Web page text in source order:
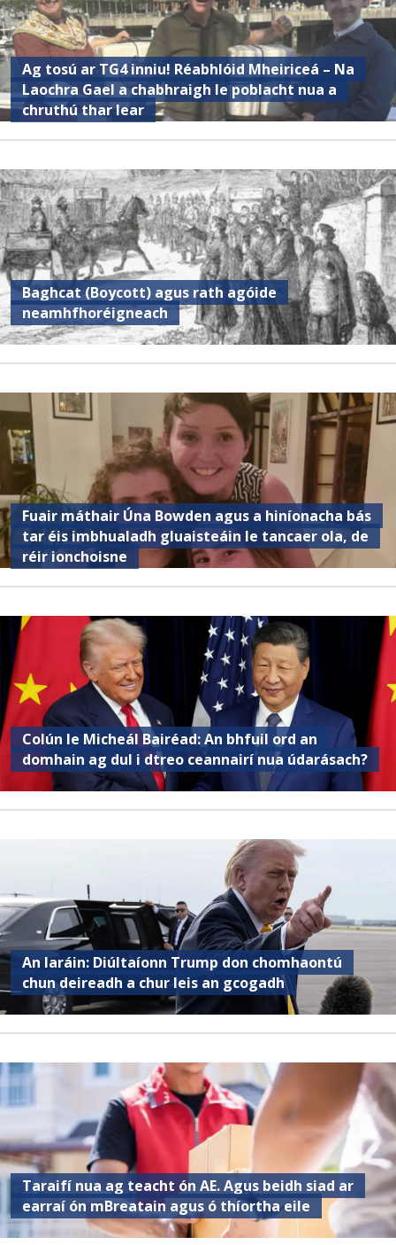
Ag tosú ar TG4 inniu! Réabhlóid Mheiriceá – Na
Laochra Gael a chabhraigh le poblacht nua a
chruthú thar lear
Baghcat (Boycott) agus rath agóide
neamhfhoréigneach
Fuair ​​máthair Úna Bowden agus a hiníonacha bás
tar éis imbhualadh gluaisteáin le tancaer ola, de
réir ionchoisne
Colún le Micheál Bairéad: An bhfuil ord an
domhain ag dul i dtreo ceannairí nua údarásach?
An Iaráin: Diúltaíonn Trump don chomhaontú
chun deireadh a chur leis an gcogadh
Taraifí nua ag teacht ón AE. Agus beidh siad ar
earraí ón mBreatain agus ó thíortha eile